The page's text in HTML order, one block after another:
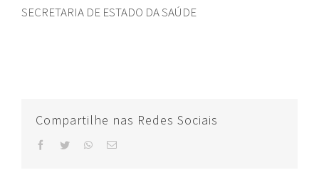
SECRETARIA DE ESTADO DA SAÚDE
Compartilhe nas Redes Sociais
facebooktwitterwhatsapp